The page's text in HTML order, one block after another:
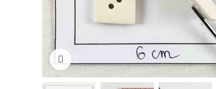
Cliquez pour agrandir